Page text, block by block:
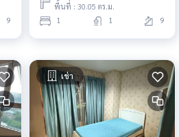
9
พื้นที่ : 30.05 ตร.ม.
1 1 9
เช่า